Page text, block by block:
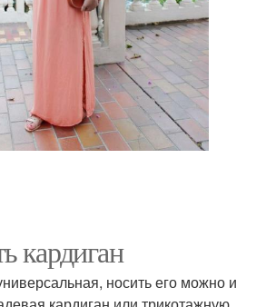
кардиган
носить его можно и